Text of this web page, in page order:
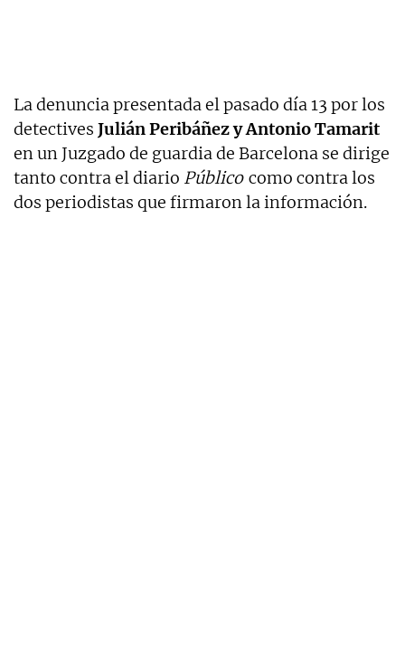
La denuncia presentada el pasado día 13 por los
detectives Julián Peribáñez y Antonio Tamarit
en un Juzgado de guardia de Barcelona se dirige
tanto contra el diario Público como contra los
dos periodistas que firmaron la información.